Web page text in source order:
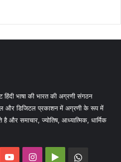
भाषा की भारत की अग्रणी संगठन
और डिजिटल प्रकाशन में अग्रणी के रूप में
है और समाचार, ज्योतिष, आध्यात्मिक, धार्मिक
YouTubeInstagram
Google